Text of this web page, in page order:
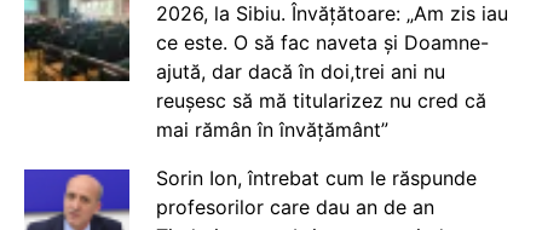
2026, la Sibiu. Învățătoare: „Am zis iau
ce este. O să fac naveta și Doamne-
ajută, dar dacă în doi,trei ani nu
reușesc să mă titularizez nu cred că
mai rămân în învățământ”
Sorin Ion, întrebat cum le răspunde
profesorilor care dau an de an